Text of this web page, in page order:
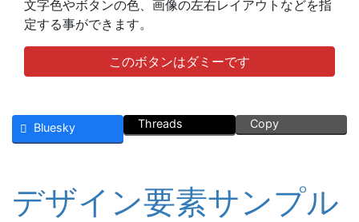
文字色やボタンの色、画像の左右レイアウトなどを指
定する事ができます。
このボタンはダミーです
Bluesky Threads Copy
デザイン要素サンプル